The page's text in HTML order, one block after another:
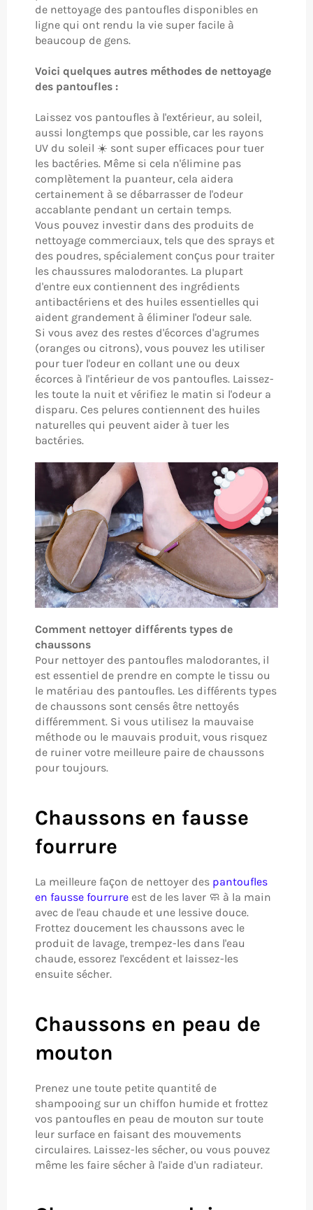
de nettoyage des pantoufles disponibles en
ligne qui ont rendu la vie super facile à
beaucoup de gens.
Voici quelques autres méthodes de nettoyage
des pantoufles :
Laissez vos pantoufles à l'extérieur, au soleil,
aussi longtemps que possible, car les rayons
UV du soleil ☀️ sont super efficaces pour tuer
les bactéries. Même si cela n'élimine pas
complètement la puanteur, cela aidera
certainement à se débarrasser de l'odeur
accablante pendant un certain temps.
Vous pouvez investir dans des produits de
nettoyage commerciaux, tels que des sprays et
des poudres, spécialement conçus pour traiter
les chaussures malodorantes. La plupart
d'entre eux contiennent des ingrédients
antibactériens et des huiles essentielles qui
aident grandement à éliminer l'odeur sale.
Si vous avez des restes d'écorces d'agrumes
(oranges ou citrons), vous pouvez les utiliser
pour tuer l'odeur en collant une ou deux
écorces à l'intérieur de vos pantoufles. Laissez-
les toute la nuit et vérifiez le matin si l'odeur a
disparu. Ces pelures contiennent des huiles
naturelles qui peuvent aider à tuer les
bactéries.
Comment nettoyer différents types de
chaussons
Pour nettoyer des pantoufles malodorantes, il
est essentiel de prendre en compte le tissu ou
le matériau des pantoufles. Les différents types
de chaussons sont censés être nettoyés
différemment. Si vous utilisez la mauvaise
méthode ou le mauvais produit, vous risquez
de ruiner votre meilleure paire de chaussons
pour toujours.
Chaussons en fausse
fourrure
La meilleure façon de nettoyer des pantoufles
en fausse fourrure est de les laver 🧼 à la main
avec de l'eau chaude et une lessive douce.
Frottez doucement les chaussons avec le
produit de lavage, trempez-les dans l'eau
chaude, essorez l'excédent et laissez-les
ensuite sécher.
Chaussons en peau de
mouton
Prenez une toute petite quantité de
shampooing sur un chiffon humide et frottez
vos pantoufles en peau de mouton sur toute
leur surface en faisant des mouvements
circulaires. Laissez-les sécher, ou vous pouvez
même les faire sécher à l'aide d'un radiateur.